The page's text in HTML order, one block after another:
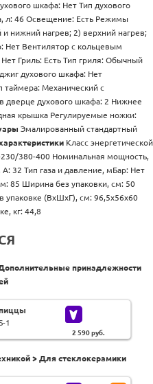
шкафа: Нет Тип духового
л: 46 Освещение: Есть Режимы
нижний нагрев; 2) верхний нагрев;
Нет Вентилятор с кольцевым
Гриль: Есть Тип гриля: Обычный
духового шкафа: Нет
таймера: Механический с
дверце духового шкафа: 2 Нижнее
крышка Регулируемые ножки:
Эмалированный стандартный
Класс энергетической
380-400 Номинальная мощность,
А: 32 Тип газа и давление, мБар: Нет
85 Ширина без упаковки, см: 50
упаковке (ВхШхГ), см: 96,5x56x60
кг: 44,8
принадлежности
1
2 590руб.
> Для стеклокерамики